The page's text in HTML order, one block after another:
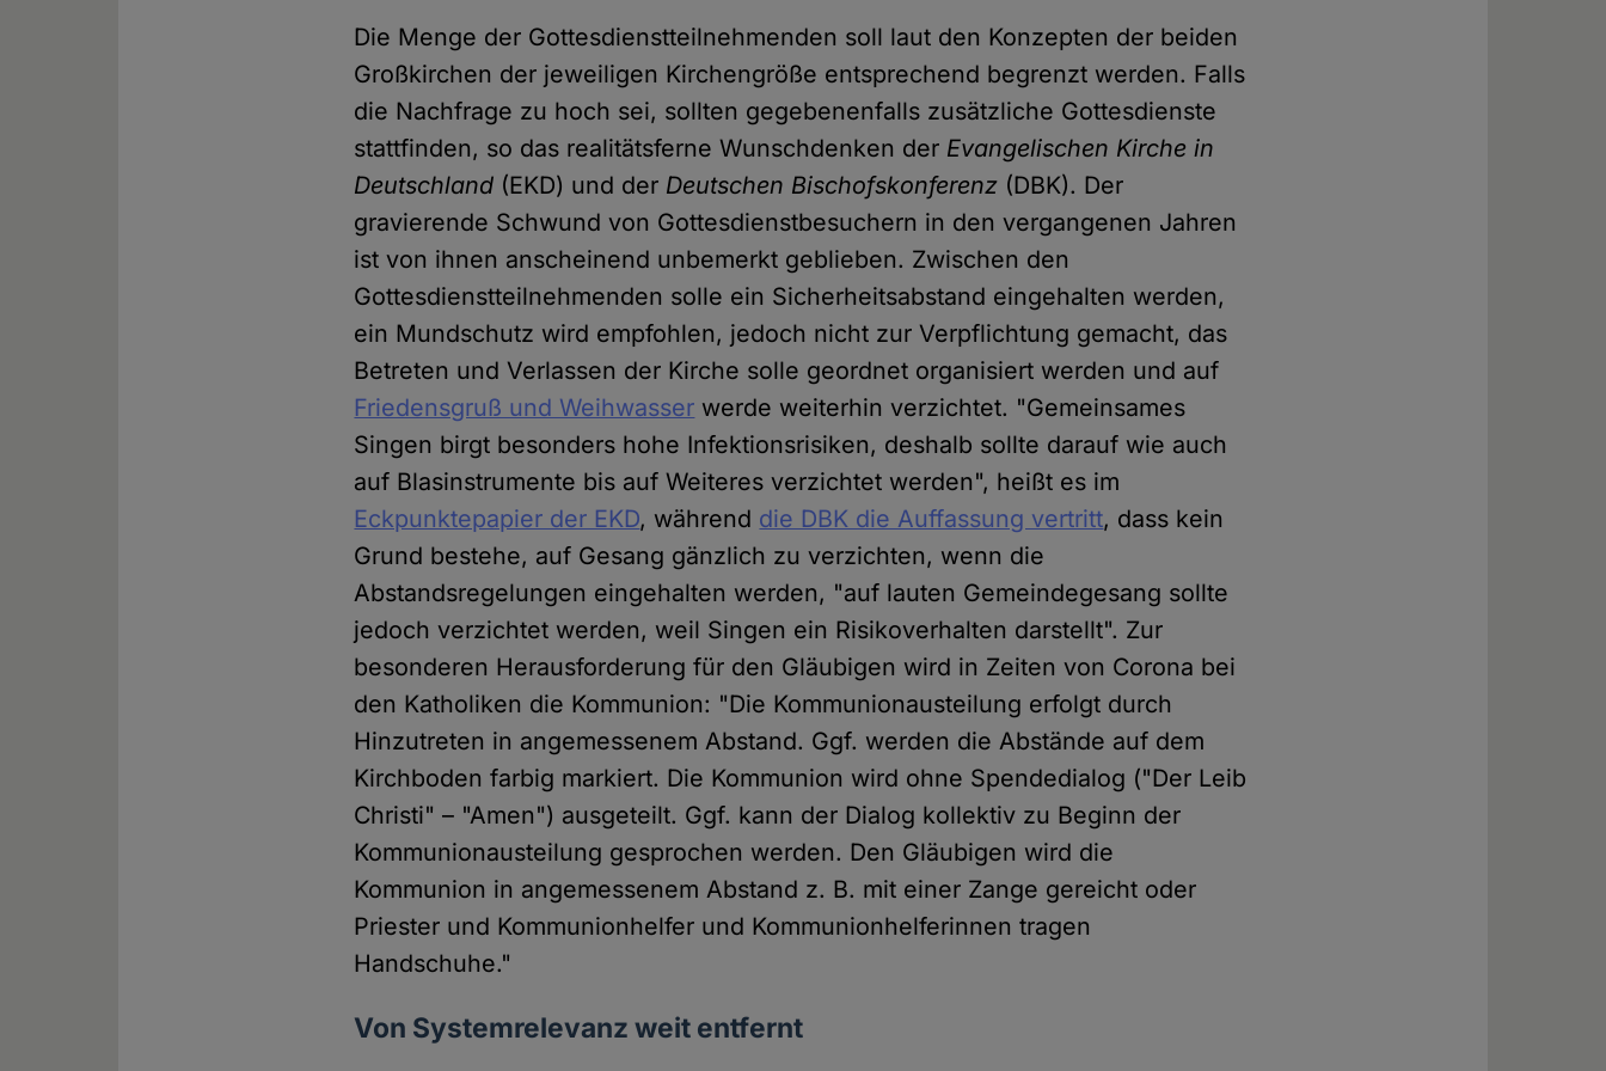
Die Menge der Gottesdienstteilnehmenden soll laut den Konzepten der beiden
Großkirchen der jeweiligen Kirchengröße entsprechend begrenzt werden. Falls
die Nachfrage zu hoch sei, sollten gegebenenfalls zusätzliche Gottesdienste
stattfinden, so das realitätsferne Wunschdenken der Evangelischen Kirche in
Deutschland (EKD) und der Deutschen Bischofskonferenz (DBK). Der
gravierende Schwund von Gottesdienstbesuchern in den vergangenen Jahren
ist von ihnen anscheinend unbemerkt geblieben. Zwischen den
Gottesdienstteilnehmenden solle ein Sicherheitsabstand eingehalten werden,
ein Mundschutz wird empfohlen, jedoch nicht zur Verpflichtung gemacht, das
Betreten und Verlassen der Kirche solle geordnet organisiert werden und auf
Friedensgruß und Weihwasser werde weiterhin verzichtet. "Gemeinsames
Singen birgt besonders hohe Infektionsrisiken, deshalb sollte darauf wie auch
auf Blasinstrumente bis auf Weiteres verzichtet werden", heißt es im
Eckpunktepapier der EKD, während die DBK die Auffassung vertritt, dass kein
Grund bestehe, auf Gesang gänzlich zu verzichten, wenn die
Abstandsregelungen eingehalten werden, "auf lauten Gemeindegesang sollte
jedoch verzichtet werden, weil Singen ein Risikoverhalten darstellt". Zur
besonderen Herausforderung für den Gläubigen wird in Zeiten von Corona bei
den Katholiken die Kommunion: "Die Kommunionausteilung erfolgt durch
Hinzutreten in angemessenem Abstand. Ggf. werden die Abstände auf dem
Kirchboden farbig markiert. Die Kommunion wird ohne Spendedialog ("Der Leib
Christi" – "Amen") ausgeteilt. Ggf. kann der Dialog kollektiv zu Beginn der
Kommunionausteilung gesprochen werden. Den Gläubigen wird die
Kommunion in angemessenem Abstand z. B. mit einer Zange gereicht oder
Priester und Kommunionhelfer und Kommunionhelferinnen tragen
Handschuhe."
Von Systemrelevanz weit entfernt